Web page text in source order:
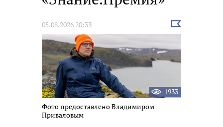
05.08.2026 20:33
Выбрать
новость
1933
Фото предоставлено Владимиром
Приваловым